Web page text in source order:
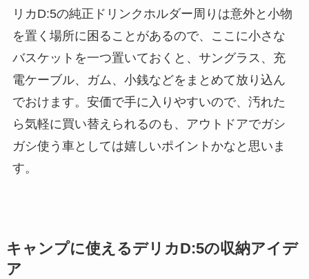
リカD:5の純正ドリンクホルダー周りは意外と小物
を置く場所に困ることがあるので、ここに小さな
バスケットを一つ置いておくと、サングラス、充
電ケーブル、ガム、小銭などをまとめて放り込ん
でおけます。安価で手に入りやすいので、汚れた
ら気軽に買い替えられるのも、アウトドアでガシ
ガシ使う車としては嬉しいポイントかなと思いま
す。
キャンプに使えるデリカD:5の収納アイデ
ア